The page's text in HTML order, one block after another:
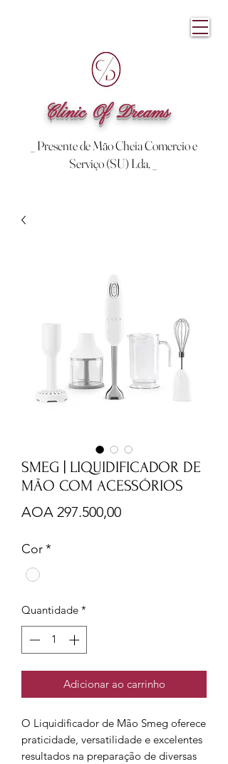
Clinic Of Dreams
_ Presente de Mão Cheia Comercio e
Serviço (SU) Lda, _
SMEG | LIQUIDIFICADOR DE
MÃO COM ACESSÓRIOS
AOA 297.500,00Preço
Cor*
Quantidade *
Adicionar ao carrinho
O Liquidificador de Mão Smeg oferece
praticidade, versatilidade e excelentes
resultados na preparação de diversas